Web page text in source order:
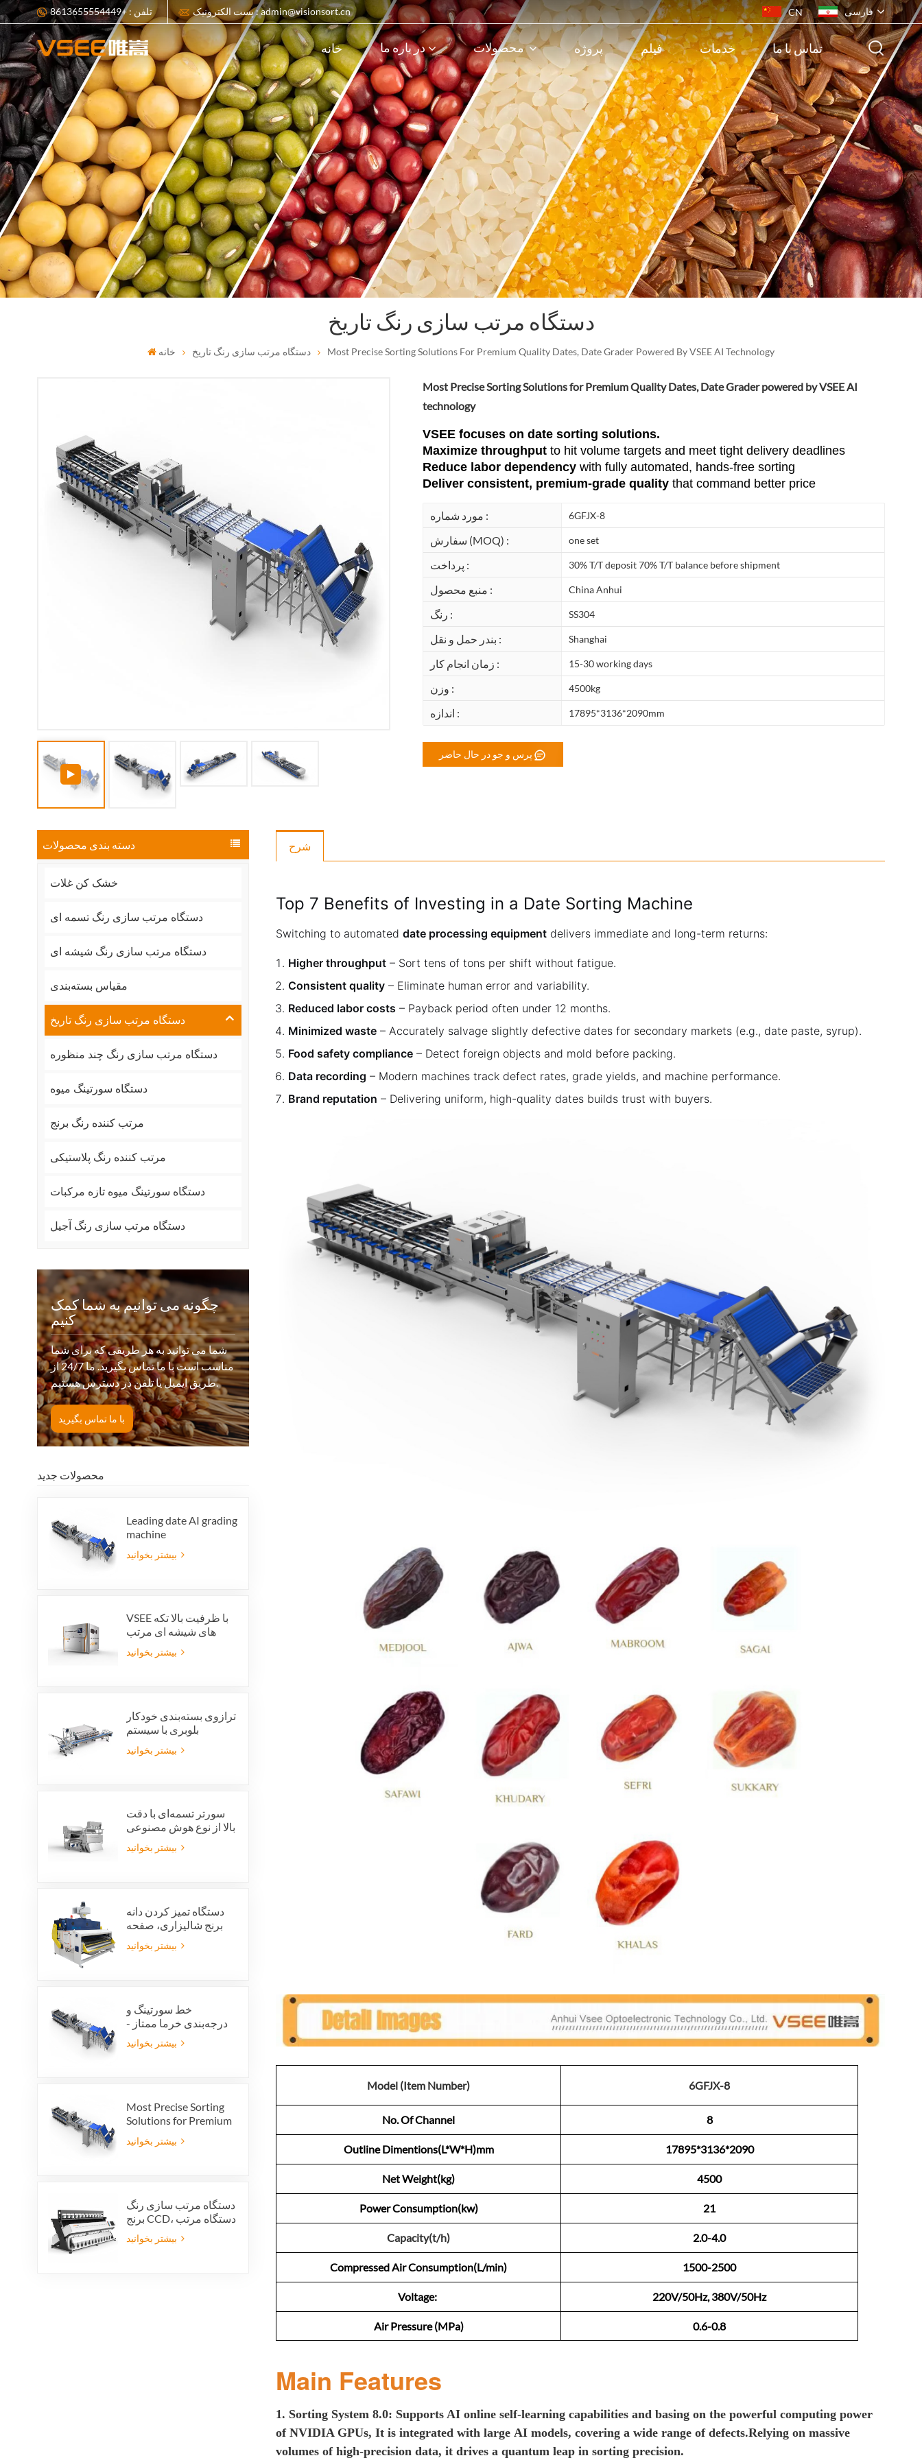
تلفن : +8613655554449 پست الکترونیک : admin@visionsort.cn CN فارسی
English
français
русский
español
português
ไทย
Indonesia
Tiếng việt
خانه در باره ما محصولات پروژه فیلم خدمات تماس با ما
دستگاه مرتب سازی رنگ تاریخ
خانه دستگاه مرتب سازی رنگ تاریخ Most Precise Sorting Solutions For Premium Quality Dates, Date Grader Powered By VSEE AI Technology
Most Precise Sorting Solutions for Premium Quality Dates, Date Grader powered by VSEE AI
technology
VSEE focuses on date sorting solutions.
Maximize throughput to hit volume targets and meet tight delivery deadlines
Reduce labor dependency with fully automated, hands-free sorting
Deliver consistent, premium-grade qualitythat command better price
مورد شماره : 6GFJX-8
سفارش (MOQ) : one set
پرداخت : 30% T/T deposit 70% T/T balance before shipment
منبع محصول : China Anhui
رنگ : SS304
بندر حمل و نقل : Shanghai
زمان انجام کار : 15-30 working days
وزن : 4500kg
اندازه : 17895*3136*2090mm
پرس و جو در حال حاضر
دسته بندی محصولات
خشک کن غلات
دستگاه مرتب سازی رنگ تسمه ای
دستگاه مرتب سازی رنگ شیشه ای
مقیاس بسته‌بندی
دستگاه مرتب سازی رنگ تاریخ
دستگاه مرتب سازی رنگ چند منظوره
دستگاه سورتینگ میوه
مرتب کننده رنگ برنج
مرتب کننده رنگ پلاستیکی
دستگاه سورتینگ میوه تازه مرکبات
دستگاه مرتب سازی رنگ آجیل
چگونه می توانیم به شما کمک
کنیم
شما می توانید به هر طریقی که برای شما
مناسب است با ما تماس بگیرید. ما 24/7 از
طریق ایمیل یا تلفن در دسترس هستیم.
با ما تماس بگیرید
محصولات جدید
Leading date AI grading
machine
VSEE با ظرفیت بالا تکه
های شیشه ای مرتب
کننده رنگ ماشین آلات
مرتب سازی رنگ شیشه
ترازوی بسته‌بندی خودکار
بلوبری با سیستم
یکپارچه‌ی رد بسته‌بندی و
صرفه‌جویی در نیروی کار
سورتر تسمه‌ای با دقت
بالا از نوع هوش مصنوعی
ویژن
دستگاه تمیز کردن دانه
برنج شالیزاری، صفحه
تمیز کردن ارتعاشی
شالیزاری، الک ارتعاشی،
خط سورتینگ و
درجه‌بندی خرما ممتاز -
ارزش محصول و سود
صادراتی خود را افزایش
Most Precise Sorting
Solutions for Premium
Quality Dates, Date
Grader powered by
دستگاه مرتب سازی رنگ
برنج CCD، دستگاه مرتب
سازی خودکار شکل دانه
برنج، دستگاه مرتب
شرح
Top 7 Benefits of Investing in a Date Sorting Machine
Switching to automateddate processing equipment delivers immediate and long-term returns:
Higher throughput – Sort tens of tons per shift without fatigue.
Consistent quality – Eliminate human error and variability.
Reduced labor costs – Payback period often under 12 months.
Minimized waste – Accurately salvage slightly defective dates for secondary markets (e.g., date paste, syrup).
Food safety compliance – Detect foreign objects and mold before packing.
Data recording – Modern machines track defect rates, grade yields, and machine performance.
Brand reputation – Delivering uniform, high-quality dates builds trust with buyers.
Model (Item Number) 6GFJX-8
No. Of Channel 8
Outline Dimentions(L*W*H)mm 17895*3136*2090
Net Weight(kg) 4500
Power Consumption(kw) 21
Capacity(t/h) 2.0-4.0
Compressed Air Consumption(L/min) 1500-2500
Voltage: 220V/50Hz, 380V/50Hz
Air Pressure (MPa) 0.6-0.8
Main Features
1. Sorting System 8.0: Supports AI online self-learning capabilities andbasing on the powerful computing power
of NVIDIA GPUs, It isintegrated with large AI models, covering a wide range of defects.Relying on massive
volumes of high-precision data, it drives aquantumleap insortingprecision.